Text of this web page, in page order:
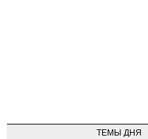
ТЕМЫ ДНЯ